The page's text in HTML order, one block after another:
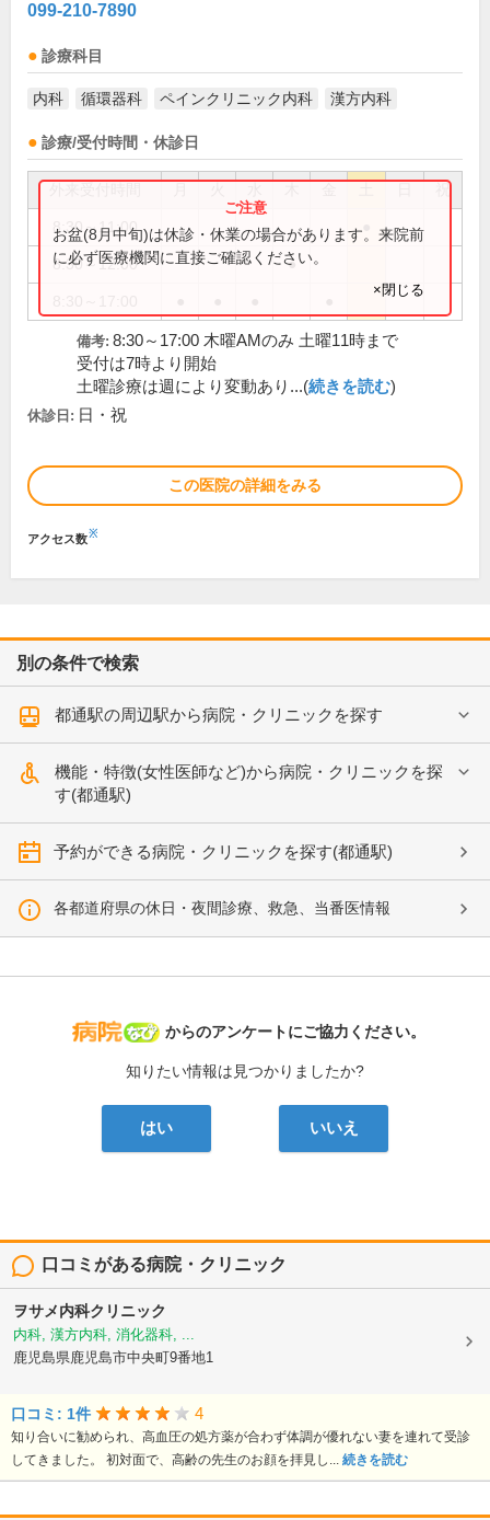
099-210-7890
診療科目
内科 循環器科 ペインクリニック内科 漢方内科
診療/受付時間・休診日
祝
8:30～11:00
8:30～12:00 ●
お盆(8月中旬)は休診・休業の場合があります。来院前
に必ず医療機関に直接ご確認ください。
×閉じる
備考: 8:30～17:00 木曜AMのみ 土曜11時まで
受付は7時より開始
土曜診療は週により変動あり...(続きを読む)
休診日: 日・祝
この医院の詳細をみる
アクセス数※
別の条件で検索
都通駅の周辺駅から病院・クリニックを探す
機能・特徴(女性医師など)から病院・クリニックを探
す(都通駅)
予約ができる病院・クリニックを探す(都通駅)
各都道府県の休日・夜間診療、救急、当番医情報
病院なび
からのアンケートにご協力ください。
知りたい情報は見つかりましたか?
はい いいえ
口コミがある病院・クリニック
ヲサメ内科クリニック
内科, 漢方内科, 消化器科, ...
鹿児島県鹿児島市中央町9番地1
口コミ: 1件 4
知り合いに勧められ、高血圧の処方薬が合わず体調が優れない妻を連れて受診
してきました。 初対面で、高齢の先生のお顔を拝見し... 続きを読む